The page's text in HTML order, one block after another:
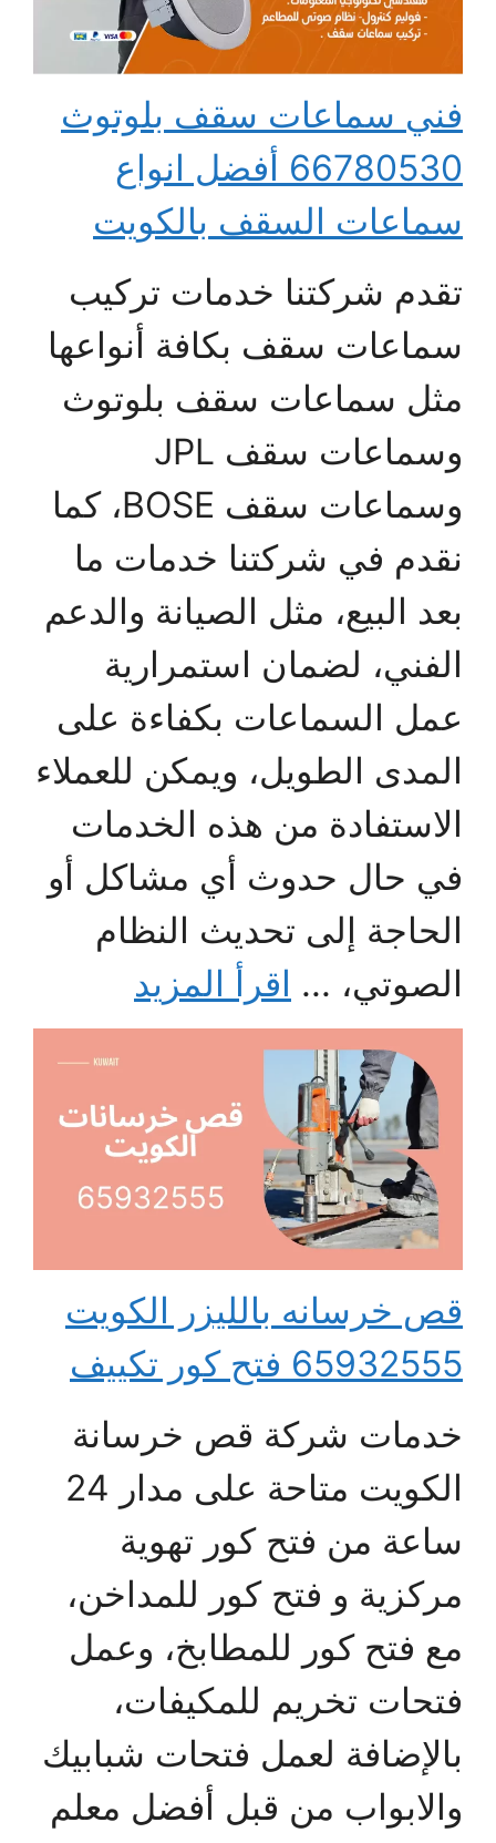
فني سماعات سقف بلوتوث
66780530 أفضل انواع
سماعات السقف بالكويت
تقدم شركتنا خدمات تركيب
سماعات سقف بكافة أنواعها
مثل سماعات سقف بلوتوث
وسماعات سقف JPL
وسماعات سقف BOSE، كما
نقدم في شركتنا خدمات ما
بعد البيع، مثل الصيانة والدعم
الفني، لضمان استمرارية
عمل السماعات بكفاءة على
المدى الطويل، ويمكن للعملاء
الاستفادة من هذه الخدمات
في حال حدوث أي مشاكل أو
الحاجة إلى تحديث النظام
الصوتي، ... اقرأ المزيد
قص خرسانه بالليزر الكويت
65932555 فتح كور تكييف
خدمات شركة قص خرسانة
الكويت متاحة على مدار 24
ساعة من فتح كور تهوية
مركزية و فتح كور للمداخن،
مع فتح كور للمطابخ، وعمل
فتحات تخريم للمكيفات،
بالإضافة لعمل فتحات شبابيك
والابواب من قبل أفضل معلم